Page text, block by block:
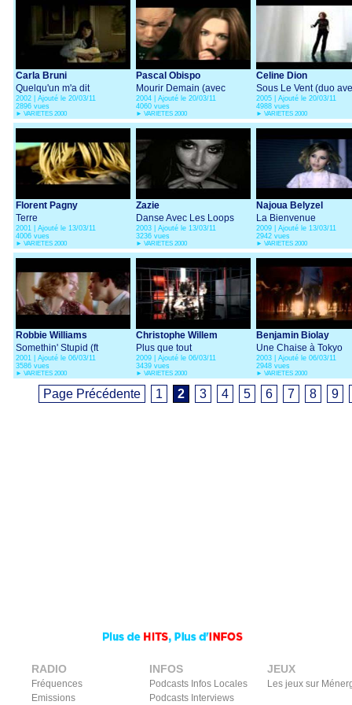
Carla Bruni
Quelqu'un m'a dit
2002 | Ajouté le 20/03/11
2896 vues
► VARIETES 2000
Pascal Obispo
Mourir Demain (avec
Natasha St Pier)
2004 | Ajouté le 20/03/11
4060 vues
► VARIETES 2000
Celine Dion
Sous Le Vent (duo
Garou)
2005 | Ajouté le 20/03/11
4988 vues
► VARIETES 2000
Florent Pagny
Terre
2001 | Ajouté le 13/03/11
4006 vues
► VARIETES 2000
Zazie
Danse Avec Les Loops
2003 | Ajouté le 13/03/11
3236 vues
► VARIETES 2000
Najoua Belyzel
La Bienvenue
2009 | Ajouté le 13/03/11
2942 vues
► VARIETES 2000
Robbie Williams
Somethin' Stupid (ft
Nicole Kidman)
2001 | Ajouté le 06/03/11
3586 vues
► VARIETES 2000
Christophe Willem
Plus que tout
2009 | Ajouté le 06/03/11
3439 vues
► VARIETES 2000
Benjamin Biolay
Une Chaise à Tokyo
2003 | Ajouté le 06/03/11
2948 vues
► VARIETES 2000
Page Précédente 1 2 3 4 5 6 7 8 9
RADIO
Fréquences
Emissions
INFOS
Podcasts Infos Locales
Podcasts Interviews
JEUX
Les jeux sur